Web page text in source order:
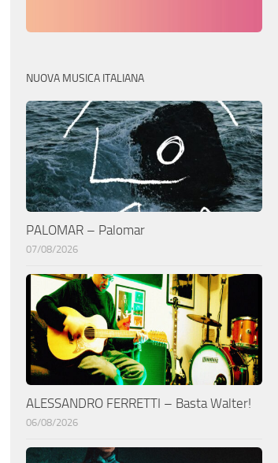
NUOVA MUSICA ITALIANA
PALOMAR – Palomar
07/08/2026
ALESSANDRO FERRETTI – Basta Walter!
06/08/2026